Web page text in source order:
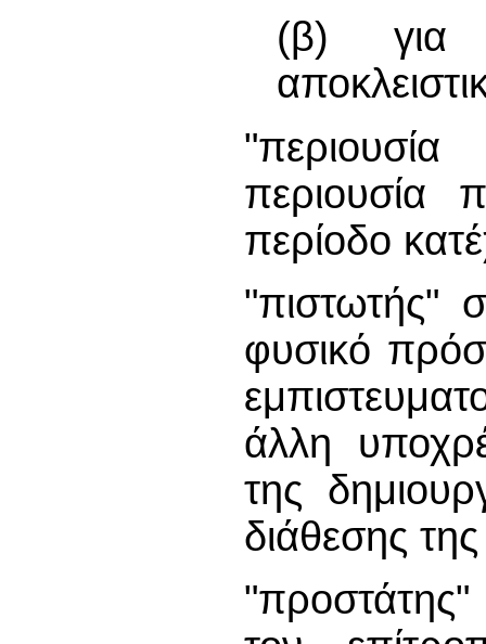
(β) για
περιουσία
περίοδο
"πιστωτής"
φυσικό
άλλη
της
διάθεσης